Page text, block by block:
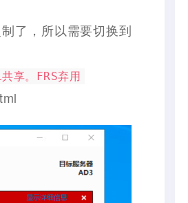
了，所以需要切换到
享。FRS弃用